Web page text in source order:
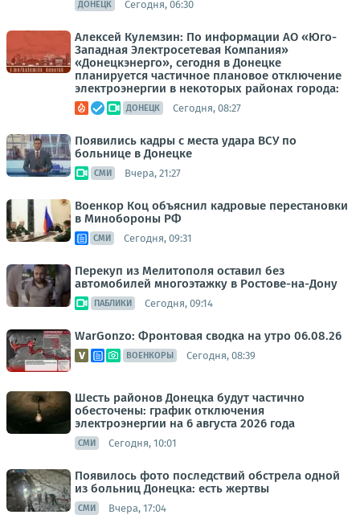
ДОНЕЦК Сегодня, 06:30
Алексей Кулемзин: По информации АО «Юго-
Западная Электросетевая Компания»
«Донецкэнерго», сегодня в Донецке
планируется частичное плановое отключение
электроэнергии в некоторых районах города:
ДОНЕЦК Сегодня, 08:27
Появились кадры с места удара ВСУ по
больнице в Донецке
СМИ Вчера, 21:27
Военкор Коц объяснил кадровые перестановки
в Минобороны РФ
СМИ Сегодня, 09:31
Перекуп из Мелитополя оставил без
автомобилей многоэтажку в Ростове-на-Дону
ПАБЛИКИ Сегодня, 09:14
WarGonzo: Фронтовая сводка на утро 06.08.26
ВОЕНКОРЫ Сегодня, 08:39
Шесть районов Донецка будут частично
обесточены: график отключения
электроэнергии на 6 августа 2026 года
СМИ Сегодня, 10:01
Появилось фото последствий обстрела одной
из больниц Донецка: есть жертвы
СМИ Вчера, 17:04